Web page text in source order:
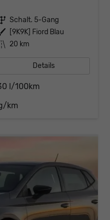
Getriebe Schalt. 5-Gang
Außenfarbe
[9K9K] Fiord Blau
Kilometerstand 20 km
Details
l/100km
km